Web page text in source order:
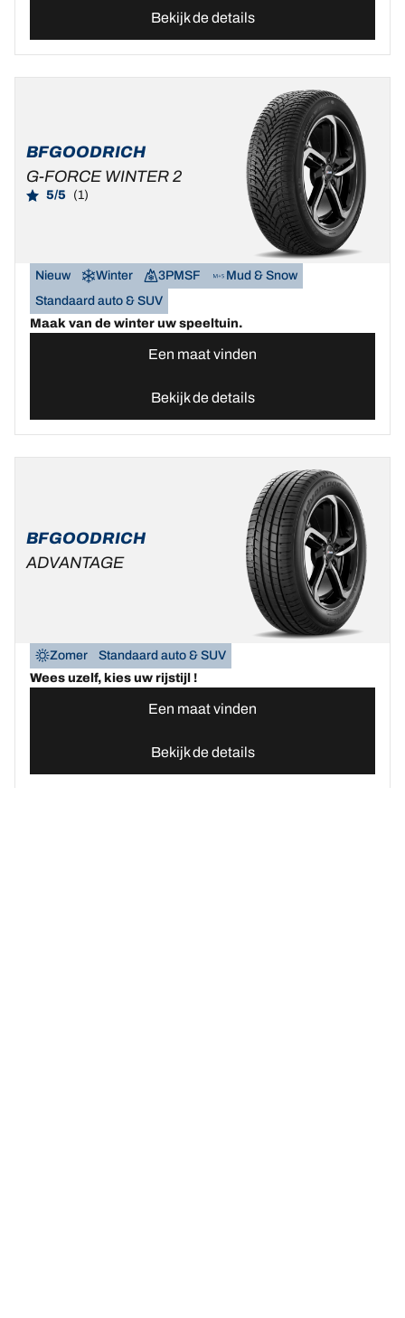
Bekijk de details
BFGOODRICH
G-FORCE WINTER 2
5/5 (1)
Nieuw Winter 3PMSF
Mud & Snow
Standaard auto & SUV
Maak van de winter uw speeltuin.
Een maat vinden
Bekijk de details
BFGOODRICH
ADVANTAGE
Zomer
Standaard auto & SUV
Wees uzelf, kies uw rijstijl !
Een maat vinden
Bekijk de details